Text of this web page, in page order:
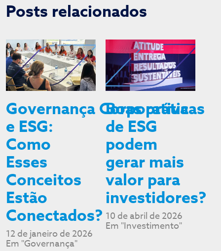
Posts relacionados
Governança Corporativa
e ESG:
Como
Esses
Conceitos
Estão
Conectados?
12 de janeiro de 2026
Em "Governança"
Boas práticas
de ESG
podem
gerar mais
valor para
investidores?
10 de abril de 2026
Em "Investimento"